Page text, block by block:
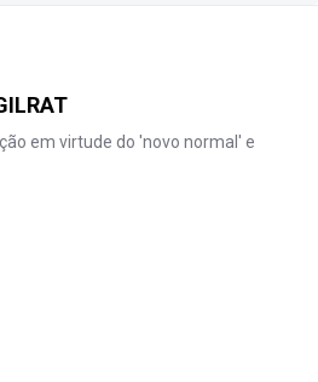
em virtude do 'novo normal' e